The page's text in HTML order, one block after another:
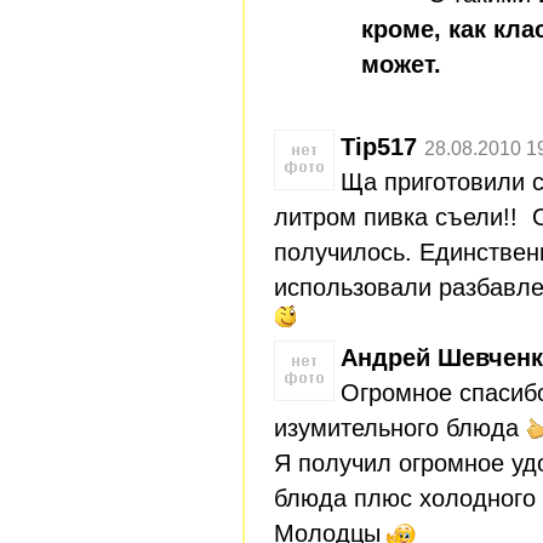
кроме, как
может.
Tip517 28.08.2010
Ща приготовили
литром пивка съели!!
получилось.
использовали
Андрей
Огромное
изумительного блюда
Я получил огромное
блюда плюс холодного
Молодцы